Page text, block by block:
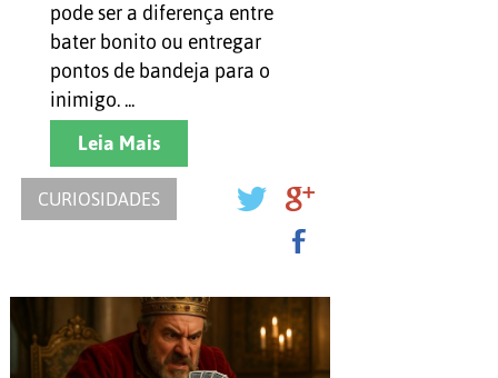
pode ser a diferença entre
bater bonito ou entregar
pontos de bandeja para o
inimigo. ...
Leia Mais
CURIOSIDADES